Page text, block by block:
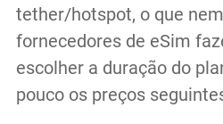
tether/hotspot, o que
fornecedores de eSim
escolher a duração do
pouco os preços